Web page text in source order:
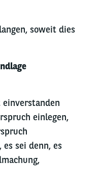
soweit dies
einlegen,
sei denn, es